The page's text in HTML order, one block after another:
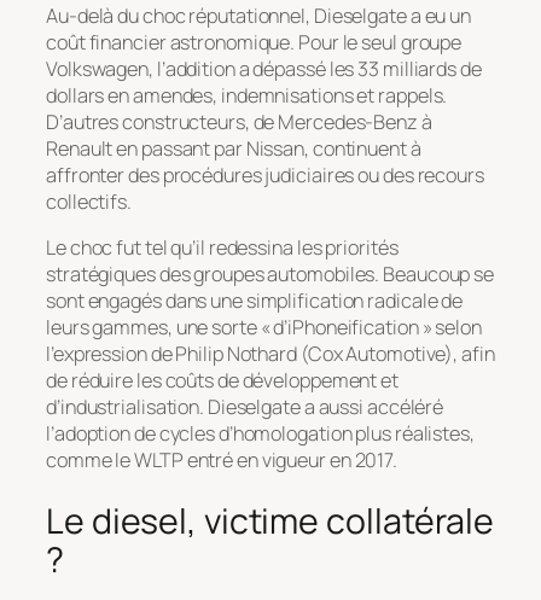
Au-delà du choc réputationnel, Dieselgate a eu un
coût financier astronomique. Pour le seul groupe
Volkswagen, l’addition a dépassé les 33 milliards de
dollars en amendes, indemnisations et rappels.
D’autres constructeurs, de Mercedes-Benz à
Renault en passant par Nissan, continuent à
affronter des procédures judiciaires ou des recours
collectifs.
Le choc fut tel qu’il redessina les priorités
stratégiques des groupes automobiles. Beaucoup se
sont engagés dans une simplification radicale de
leurs gammes, une sorte « d’iPhoneification » selon
l’expression de Philip Nothard (Cox Automotive), afin
de réduire les coûts de développement et
d’industrialisation. Dieselgate a aussi accéléré
l’adoption de cycles d’homologation plus réalistes,
comme le WLTP entré en vigueur en 2017.
Le diesel, victime collatérale
?